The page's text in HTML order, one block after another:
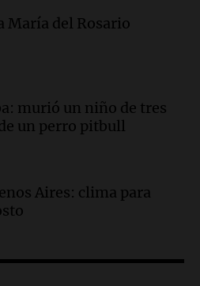
de Irlanda
hinchas argentinos
al país tras conflicto
asisten a senderista
en refugio Doña
María del Rosario
murió un niño de tres
un perro pitbull
Aires: clima para